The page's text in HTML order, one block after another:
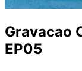
Gravacao
EP05